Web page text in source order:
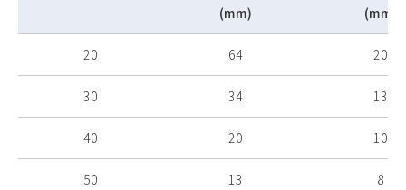
(mm)
(mm)
20 64 20
30 34 13
40 20 10
50 13 8